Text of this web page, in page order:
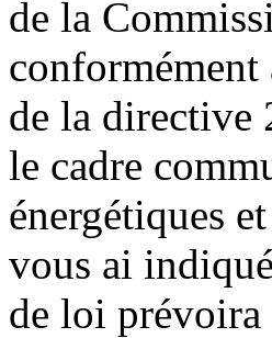
de la
de la directive
le cadre
énergétiques
vous ai
de loi prévoira